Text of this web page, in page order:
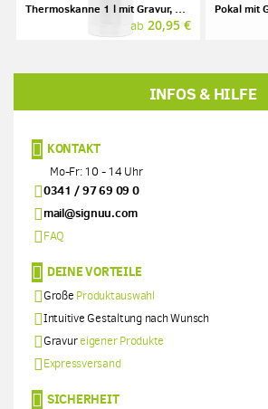
Thermoskanne 1 l mit Gravur, Edelstahl
ab 20,95 €
INFOS & HILFE
KONTAKT
Mo-Fr: 10 - 14 Uhr
0341 / 97 69 09 0
mail@signuu.com
FAQ
DEINE VORTEILE
Große Produktauswahl
Intuitive Gestaltung nach Wunsch
Gravureigener Produkte
Expressversand
SICHERHEIT